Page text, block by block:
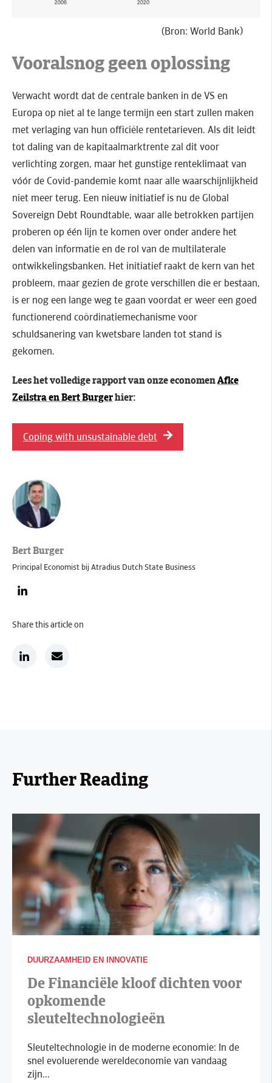
(Bron: World Bank)
Vooralsnog geen oplossing
Verwacht wordt dat de centrale banken in de VS en
Europa op niet al te lange termijn een start zullen maken
met verlaging van hun officiële rentetarieven. Als dit leidt
tot daling van de kapitaalmarktrente zal dit voor
verlichting zorgen, maar het gunstige renteklimaat van
vóór de Covid-pandemie komt naar alle waarschijnlijkheid
niet meer terug. Een nieuw initiatief is nu de Global
Sovereign Debt Roundtable, waar alle betrokken partijen
proberen op één lijn te komen over onder andere het
delen van informatie en de rol van de multilaterale
ontwikkelingsbanken. Het initiatief raakt de kern van het
probleem, maar gezien de grote verschillen die er bestaan,
is er nog een lange weg te gaan voordat er weer een goed
functionerend coördinatiemechanisme voor
schuldsanering van kwetsbare landen tot stand is
gekomen.
Lees het volledige rapport van onze economenAfke
Zeilstra en Bert Burgerhier:
Coping with unsustainable debt
Bert Burger
Principal Economist bij Atradius Dutch State Business
Share this article on
Further Reading
DUURZAAMHEID EN INNOVATIE
De Financiële kloof dichten voor
opkomende
sleuteltechnologieën
Sleuteltechnologie in de moderne economie: In de
snel evoluerende wereldeconomie van vandaag
zijn...